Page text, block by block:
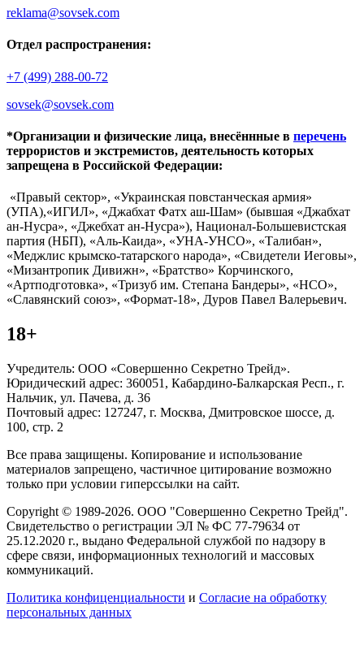
reklama@sovsek.com
Отдел распространения:
+7 (499) 288-00-72
sovsek@sovsek.com
*Организации и физические лица, внесённные в перечень
террористов и экстремистов, деятельность которых
запрещена в Российской Федерации:
«Правый сектор», «Украинская повстанческая армия»
(УПА),«ИГИЛ», «Джабхат Фатх аш-Шам» (бывшая «Джабхат
ан-Нусра», «Джебхат ан-Нусра»), Национал-Большевистская
партия (НБП), «Аль-Каида», «УНА-УНСО», «Талибан»,
«Меджлис крымско-татарского народа», «Свидетели Иеговы»,
«Мизантропик Дивижн», «Братство» Корчинского,
«Артподготовка», «Тризуб им. Степана Бандеры», «НСО»,
«Славянский союз», «Формат-18», Дуров Павел Валерьевич.
18+
Учредитель: ООО «Совершенно Секретно Трейд».
Юридический адрес: 360051, Кабардино-Балкарская Респ., г.
Нальчик, ул. Пачева, д. 36
Почтовый адрес: 127247, г. Москва, Дмитровское шоссе, д.
100, стр. 2
Все права защищены. Копирование и использование
материалов запрещено, частичное цитирование возможно
только при условии гиперссылки на сайт.
Copyright © 1989-2026. ООО "Совершенно Секретно Трейд".
Свидетельство о регистрации ЭЛ № ФС 77-79634 от
25.12.2020 г., выдано Федеральной службой по надзору в
сфере связи, информационных технологий и массовых
коммуникаций.
Политика конфиценциальности и Согласие на обработку
персональных данных